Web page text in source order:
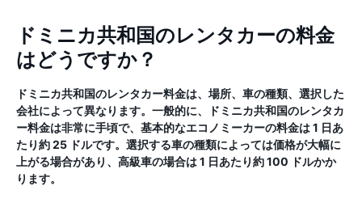
ドミニカ共和国のレンタカーの料金
はどうですか？
ドミニカ共和国のレンタカー料金は、場所、車の種類、選択した
会社によって異なります。一般的に、ドミニカ共和国のレンタカ
ー料金は非常に手頃で、基本的なエコノミーカーの料金は 1 日あ
たり約 25 ドルです。選択する車の種類によっては価格が大幅に
上がる場合があり、高級車の場合は 1 日あたり約 100 ドルかか
ります。